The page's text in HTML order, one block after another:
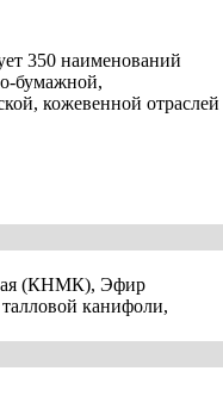
350 наименований
бумажной,
кожевенной отраслей
(КНМК), Эфир
канифоли,